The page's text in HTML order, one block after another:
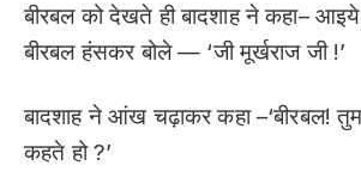
बीरबल को देखते ही बादशाह ने कहा– आइये
बीरबल हंसकर बोले — ‘जी मूर्खराज जी !’
बादशाह ने आंख चढ़ाकर कहा –‘बीरबल!
कहते हो ?’